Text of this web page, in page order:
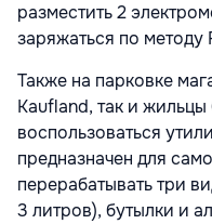
разместить 2
заряжаться по методу
Также на парковке
Kaufland, так и
воспользоваться
предназначен для
перерабатывать три
3 литров), бутылки и